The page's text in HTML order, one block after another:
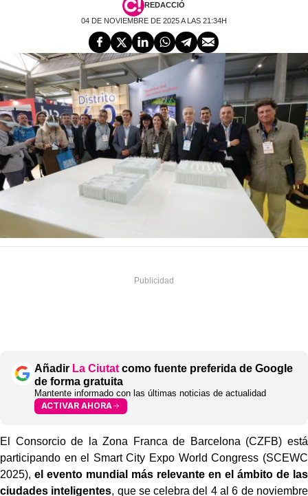
REDACCIÓ
04 DE NOVIEMBRE DE 2025 A LAS 21:34H
Añadir La Ciutat como fuente preferida de Google
de forma gratuita
Mantente informado con las últimas noticias de actualidad
ACTIVAR AHORA
El Consorcio de la Zona Franca de Barcelona (CZFB) está
participando en el Smart City Expo World Congress (SCEWC
2025), el evento mundial más relevante en el ámbito de las
ciudades inteligentes, que se celebra del 4 al 6 de noviembre